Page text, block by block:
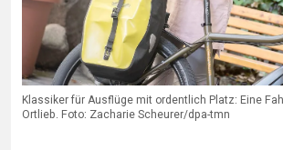
Klassiker für Ausflüge mit ordentlich Platz: Eine
Ortlieb. Foto: Zacharie Scheurer/dpa-tmn